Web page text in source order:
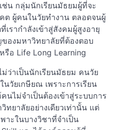
ช่น กลุ่มนักเรียนมัธยมผู้ที่จะ
ต ผู้คนในวัยทำงาน ตลอดจนผู้
เรากำลังเข้าสู่สังคมผู้สูงอายุ
องมหาวิทยาลัยที่ต้องตอบ
อ Life Long Learning
ว่าเป็นนักเรียนมัธยม คนวัย
วัยเกษียณ เพราะการเรียน
นไม่จำเป็นต้องเข้าสู่ระบบการ
ทยาลัยอย่างเดียวเท่านั้น แต่
าะในบางวิชาที่จำเป็น